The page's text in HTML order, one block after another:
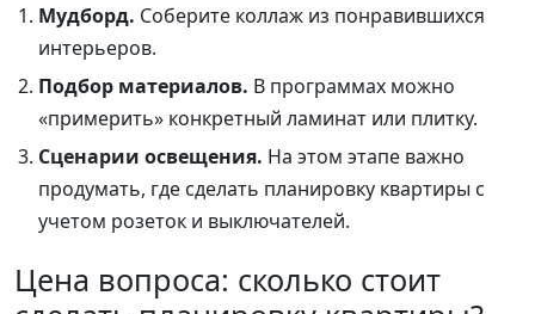
Мудборд. Соберите коллаж из понравившихся
интерьеров.
Подбор материалов. В программах можно
«примерить» конкретный ламинат или плитку.
Сценарии освещения. На этом этапе важно
продумать, где сделать планировку квартиры с
учетом розеток и выключателей.
Цена вопроса: сколько стоит